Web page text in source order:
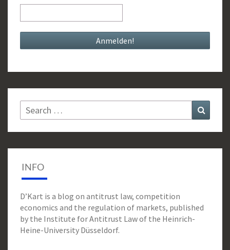
Search
for:
INFO
D’Kart is a blog on antitrust law, competition
economics and the regulation of markets, published
by the Institute for Antitrust Law of the Heinrich-
Heine-University Düsseldorf.